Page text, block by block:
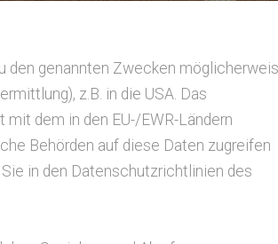
den genannten Zwecken
z.B. in die USA. Das
dem in den EU-/EWR-Ländern
Behörden auf diese Daten zugreifen
in den Datenschutzrichtlinien des